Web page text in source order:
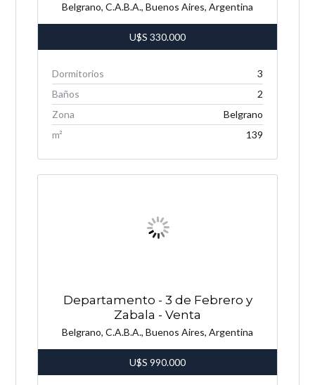
Belgrano, C.A.B.A., Buenos Aires, Argentina
U$S 330.000
Dormitorios
3
Baños
2
Zona
Belgrano
m²
139
Departamento - 3 de Febrero y
Zabala - Venta
Belgrano, C.A.B.A., Buenos Aires, Argentina
U$S 990.000